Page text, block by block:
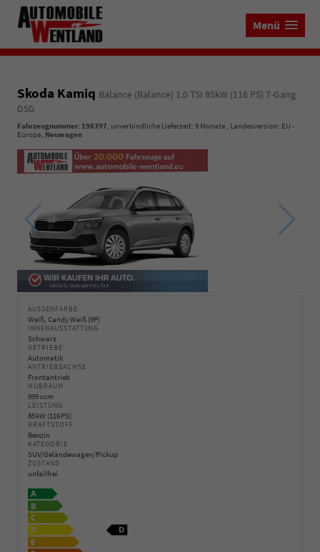
Menü
Skoda Kamiq Balance (Balance) 1.0 TSI 85kW (116 PS) 7-Gang
DSG
Fahrzeugnummer: 198397, unverbindliche Lieferzeit: 9 Monate , Landesversion: EU -
Europa, Neuwagen
AUSSENFARBE
Weiß, Candy Weiß (9P)
INNENAUSSTATTUNG
Schwarz
GETRIEBE
Automatik
ANTRIEBSACHSE
Frontantrieb
HUBRAUM
999 ccm
LEISTUNG
85 kW (116 PS)
KRAFTSTOFF
Benzin
KATEGORIE
SUV/Geländewagen/Pickup
ZUSTAND
unfallfrei